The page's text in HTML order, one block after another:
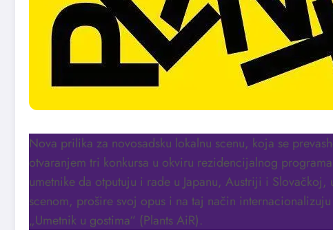
Nova prilika za novosadsku lokalnu scenu, koja se
otvaranjem tri konkursa u okviru rezidencijalnog
umetnike da otputuju i rade u Japanu, Austriji i
scenom, prošire svoj opus i na taj način
„Umetnik u gostima“ (Plants AiR).